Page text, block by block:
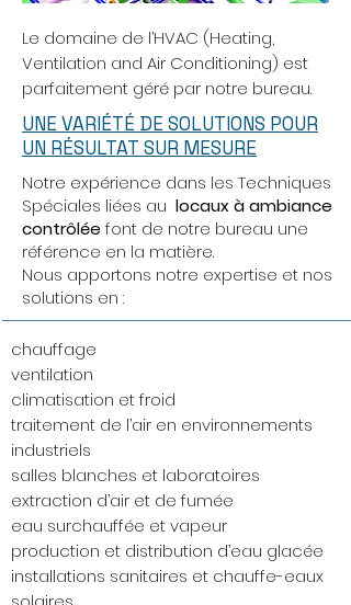
Le domaine de l’HVAC (Heating,
Ventilation and Air Conditioning) est
parfaitement géré par notre bureau.
UNE VARIÉTÉ DE SOLUTIONS POUR
UN RÉSULTAT SUR MESURE
Notre expérience dans les Techniques
Spéciales liées au locaux à ambiance
contrôlée font de notre bureau une
référence en la matière.
Nous apportons notre expertise et nos
solutions en :
chauffage
ventilation
climatisation et froid
traitement de l’air en environnements
industriels
salles blanches et laboratoires
extraction d’air et de fumée
eau surchauffée et vapeur
production et distribution d’eau glacée
installations sanitaires et chauffe-eaux